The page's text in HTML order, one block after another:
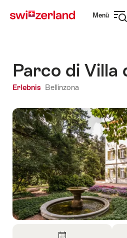
Menü
Parco di Villa
Erlebnis Bellinzona